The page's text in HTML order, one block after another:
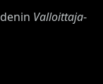
Valloittaja-